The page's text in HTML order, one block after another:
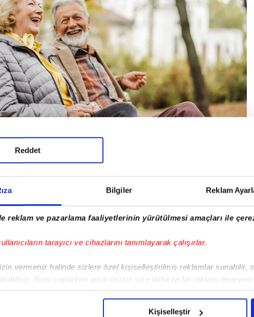
Bilgiler Reklam
reklam ve pazarlama faaliyetlerinin yürütülmesi amaçları ile
tarayıcı ve cihazlarını tanımlayarak çalışırlar.
vermeniz halinde sizlere özel kişiselleştirilmiş reklamlar sunabilir,
Bunu yaparken amacımızın size daha iyi bir reklam
adına elimizden gelen çabayı gösterdiğimizi ve bu noktada,
Reddet
Kişiselleştir
KİŞİNİN VERİSİ İNCELENDİ
ve Avustralya gibi ülkelerdeki milyonlarca
sürelerini ve ölüm kayıtlarını onlarca yıl boyunca
50 yaşın üzerindeki kişilerin yaşam
etti.